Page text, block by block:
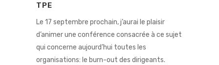
TPE
Le 17 septembre prochain, j’aurai le plaisir
d’animer une conférence consacrée à ce sujet
qui concerne aujourd’hui toutes les
organisations: le burn-out des dirigeants.